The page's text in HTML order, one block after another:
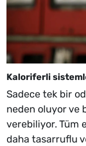
Kaloriferli
Sadece tek bir
neden oluyor ve
verebiliyor. Tüm
daha tasarruflu